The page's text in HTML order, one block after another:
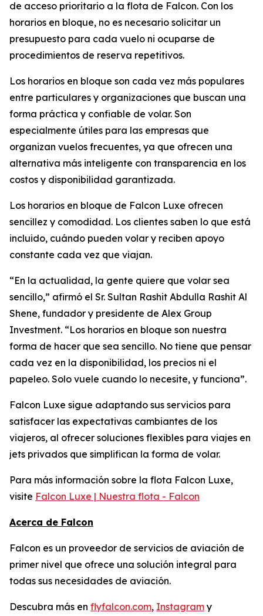
de acceso prioritario a la flota de Falcon. Con los
horarios en bloque, no es necesario solicitar un
presupuesto para cada vuelo ni ocuparse de
procedimientos de reserva repetitivos.
Los horarios en bloque son cada vez más populares
entre particulares y organizaciones que buscan una
forma práctica y confiable de volar. Son
especialmente útiles para las empresas que
organizan vuelos frecuentes, ya que ofrecen una
alternativa más inteligente con transparencia en los
costos y disponibilidad garantizada.
Los horarios en bloque de Falcon Luxe ofrecen
sencillez y comodidad. Los clientes saben lo que está
incluido, cuándo pueden volar y reciben apoyo
constante cada vez que viajan.
“En la actualidad, la gente quiere que volar sea
sencillo,” afirmó el Sr. Sultan Rashit Abdulla Rashit Al
Shene, fundador y presidente de Alex Group
Investment. “Los horarios en bloque son nuestra
forma de hacer que sea sencillo. No tiene que pensar
cada vez en la disponibilidad, los precios ni el
papeleo. Solo vuele cuando lo necesite, y funciona”.
Falcon Luxe sigue adaptando sus servicios para
satisfacer las expectativas cambiantes de los
viajeros, al ofrecer soluciones flexibles para viajes en
jets privados que simplifican la forma de volar.
Para más información sobre la flota Falcon Luxe,
visite Falcon Luxe | Nuestra flota - Falcon
Acerca de Falcon
Falcon es un proveedor de servicios de aviación de
primer nivel que ofrece una solución integral para
todas sus necesidades de aviación.
Descubra más en flyfalcon.com, Instagram y